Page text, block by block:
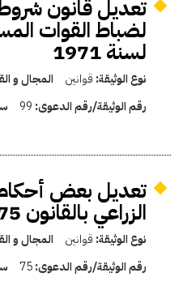
تعديل قانون
لسنة 1971
نوع الوثيقة: قوانين المجال و
رقم الوثيقة/رقم الدعوى: 99
تعديل بعض أحكام
الزراعي بالقانون 75 لسنة 1971
نوع الوثيقة: قوانين المجال و
رقم الوثيقة/رقم الدعوى:75